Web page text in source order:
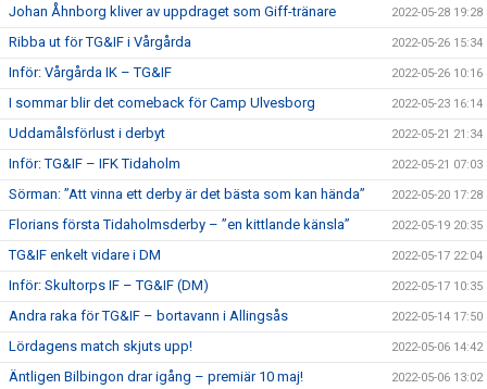
Johan Åhnborg kliver av uppdraget som Giff-tränare 2022-05-28 19:28
Ribba ut för TG&IF i Vårgårda 2022-05-26 15:34
Inför: Vårgårda IK – TG&IF 2022-05-26 10:16
I sommar blir det comeback för Camp Ulvesborg 2022-05-23 16:14
Uddamålsförlust i derbyt 2022-05-21 21:34
Inför: TG&IF – IFK Tidaholm 2022-05-21 07:03
Sörman: ”Att vinna ett derby är det bästa som kan hända” 2022-05-20 17:28
Florians första Tidaholmsderby – ”en kittlande känsla” 2022-05-19 20:35
TG&IF enkelt vidare i DM 2022-05-17 22:04
Inför: Skultorps IF – TG&IF (DM) 2022-05-17 10:35
Andra raka för TG&IF – bortavann i Allingsås 2022-05-14 17:50
Lördagens match skjuts upp! 2022-05-06 14:42
Äntligen Bilbingon drar igång – premiär 10 maj! 2022-05-06 13:02